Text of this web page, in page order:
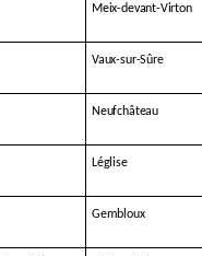
Meix-devant-Virton
Vaux-sur-Sûre
Neufchâteau
Léglise
Gembloux